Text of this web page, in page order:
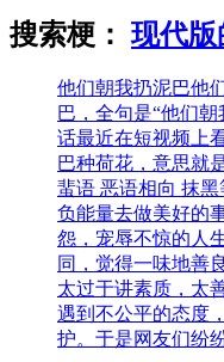
搜索梗：现代版
他们朝我扔泥巴他
巴，全句是“他们
话最近在短视频上
巴种荷花，意思就
蜚语 恶语相向 抹
负能量去做美好的
怨，宠辱不惊的人
同，觉得一味地善
太过于讲素质，太
遇到不公平的态度
护。于是网友们纷